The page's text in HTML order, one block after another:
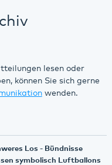
lesen oder
können Sie sich gerne
wenden.
Los - Bündnisse
symbolisch Luftballons